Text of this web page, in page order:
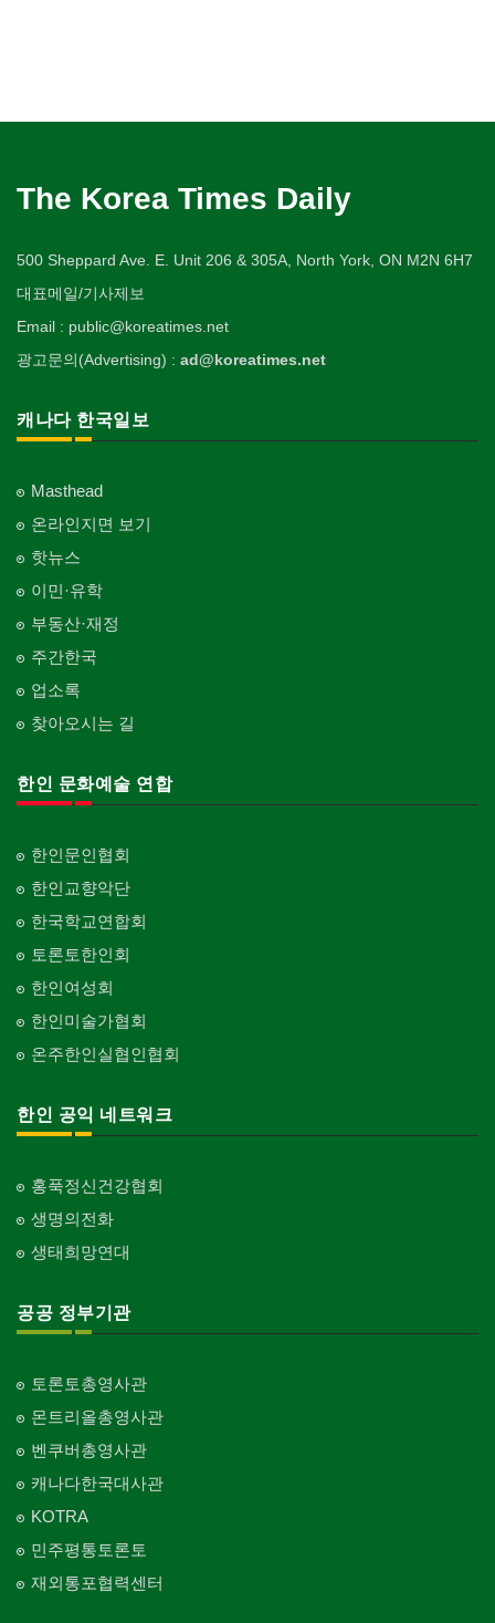
The Korea Times Daily
500 Sheppard Ave. E. Unit 206 & 305A, North York, ON M2N 6H7
대표메일/기사제보
Email : public@koreatimes.net
광고문의(Advertising) : ad@koreatimes.net
캐나다 한국일보
Masthead
온라인지면 보기
핫뉴스
이민·유학
부동산·재정
주간한국
업소록
찾아오시는 길
한인 문화예술 연합
한인문인협회
한인교향악단
한국학교연합회
토론토한인회
한인여성회
한인미술가협회
온주한인실협인협회
한인 공익 네트워크
홍푹정신건강협회
생명의전화
생태희망연대
공공 정부기관
토론토총영사관
몬트리올총영사관
벤쿠버총영사관
캐나다한국대사관
KOTRA
민주평통토론토
재외통포협력센터